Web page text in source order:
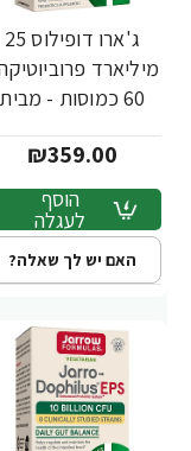
ג'ארו דופילוס 25
מיליארד
60 כמוסות - מבית
₪359.00
הוסף
לעגלה
האם יש לך שאלה?